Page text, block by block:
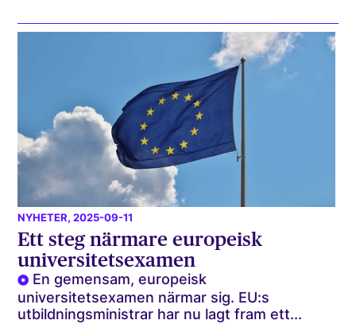
NYHETER, 2025-09-11
Ett steg närmare europeisk
universitetsexamen
En gemensam, europeisk
universitetsexamen närmar sig. EU:s
utbildningsministrar har nu lagt fram ett...